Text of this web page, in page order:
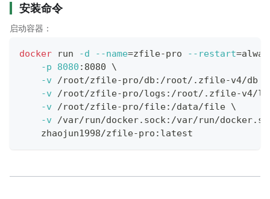
安装命令
启动容器：
docker run -d --name=zfile-pro --restart=
-p
8080 :8080 \
-v /root/zfile-pro/db:/root/.zfile-v4/db
-v /root/zfile-pro/logs:/root/.zfile-v4/
-v /root/zfile-pro/file:/data/file \
-v /var/run/docker.sock:/var/run/
    zhaojun1998/zfile-pro:latest